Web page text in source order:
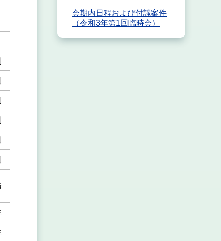
会期内日程および付議案件
（令和3年第1回臨時会）